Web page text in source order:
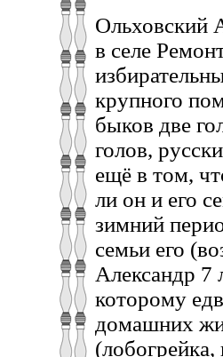
Ольховский
в селе
крупного
быков две
голов,
ещё в том,
ли он и его
зимний
семьи его
Александр 7
которому
домашних